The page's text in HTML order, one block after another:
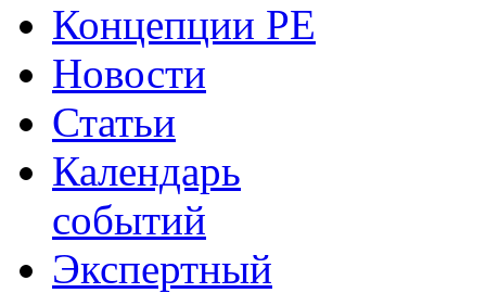
Концепции РЕ
Новости
Статьи
Календарь
событий
Экспертный